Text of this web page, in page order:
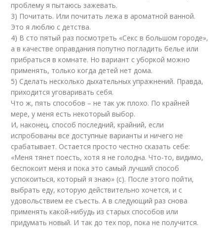
проблему я пытаюсь зажевать.
3) Почитать. Или почитать лежа в ароматной ванной.
Это я люблю с детства.
4) В сто пятый раз посмотреть «Секс в большом городе»,
а в качестве оправдания попутно погладить белье или
прибраться в комнате. Но вариант с уборкой можно
применять, только когда детей нет дома.
5) Сделать несколько дыхательных упражнений. Правда,
приходится уговаривать себя.
Что ж, пять способов – не так уж плохо. По крайней
мере, у меня есть некоторый выбор.
И, наконец, способ последний, крайний, если
испробованы все доступные варианты и ничего не
срабатывает. Остается просто честно сказать себе:
«Меня тянет поесть, хотя я не голодна. Что-то, видимо,
беспокоит меня и пока это самый лучший способ
успокоиться, который я знаю» (с). После этого пойти,
выбрать еду, которую действительно хочется, и с
удовольствием ее съесть. А в следующий раз снова
применять какой-нибудь из старых способов или
придумать новый. И так до тех пор, пока не получится.